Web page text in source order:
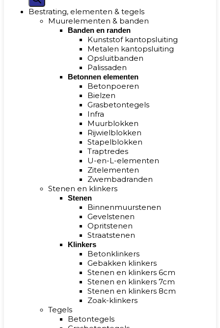
Bestrating, elementen & tegels
Muurelementen & banden
Banden en randen
Kunststof kantopsluiting
Metalen kantopsluiting
Opsluitbanden
Palissaden
Betonnen elementen
Betonpoeren
Bielzen
Grasbetontegels
Infra
Muurblokken
Rijwielblokken
Stapelblokken
Traptredes
U-en-L-elementen
Zitelementen
Zwembadranden
Stenen en klinkers
Stenen
Binnenmuurstenen
Gevelstenen
Opritstenen
Straatstenen
Klinkers
Betonklinkers
Gebakken klinkers
Stenen en klinkers 6cm
Stenen en klinkers 7cm
Stenen en klinkers 8cm
Zoak-klinkers
Tegels
Betontegels